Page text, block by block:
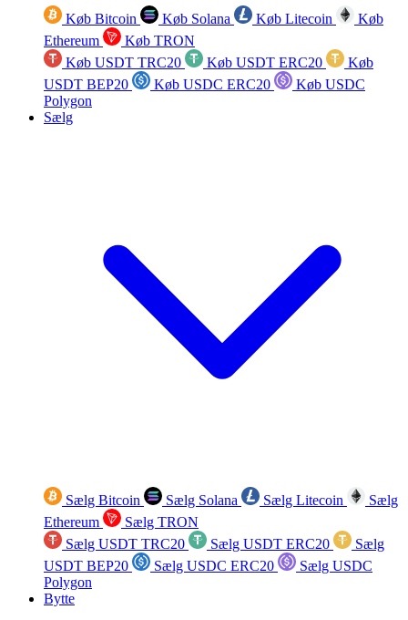
Køb Bitcoin Køb Solana Køb Litecoin
Køb
Ethereum
Køb TRON
Køb USDT TRC20
Køb USDT ERC20
Køb
USDT BEP20
Køb USDC ERC20
Køb USDC
Polygon
Sælg
Sælg Bitcoin Sælg Solana Sælg Litecoin
Sælg
Ethereum
Sælg TRON
Sælg USDT TRC20
Sælg USDT ERC20
Sælg
USDT BEP20
Sælg USDC ERC20
Sælg USDC
Polygon
Bytte